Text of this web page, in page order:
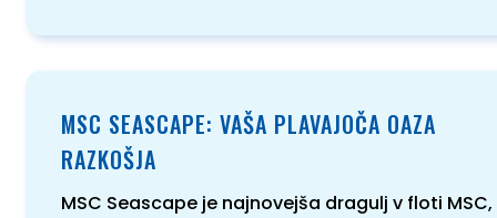
MSC SEASCAPE: VAŠA PLAVAJOČA OAZA
RAZKOŠJA
MSC Seascape je najnovejša dragulj v floti MSC,